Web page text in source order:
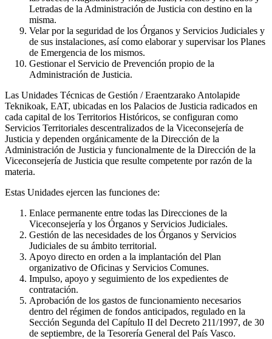
Letradas de la Administración de Justicia con destino en la
misma.
Velar por la seguridad de los Órganos y Servicios Judiciales y
de sus instalaciones, así como elaborar y supervisar los Planes
de Emergencia de los mismos.
Gestionar el Servicio de Prevención propio de la
Administración de Justicia.
Las Unidades Técnicas de Gestión / Eraentzarako Antolapide
Teknikoak, EAT, ubicadas en los Palacios de Justicia radicados en
cada capital de los Territorios Históricos, se configuran como
Servicios Territoriales descentralizados de la Viceconsejería de
Justicia y dependen orgánicamente de la Dirección de la
Administración de Justicia y funcionalmente de la Dirección de la
Viceconsejería de Justicia que resulte competente por razón de la
materia.
Estas Unidades ejercen las funciones de:
Enlace permanente entre todas las Direcciones de la
Viceconsejería y los Órganos y Servicios Judiciales.
Gestión de las necesidades de los Órganos y Servicios
Judiciales de su ámbito territorial.
Apoyo directo en orden a la implantación del Plan
organizativo de Oficinas y Servicios Comunes.
Impulso, apoyo y seguimiento de los expedientes de
contratación.
Aprobación de los gastos de funcionamiento necesarios
dentro del régimen de fondos anticipados, regulado en la
Sección Segunda del Capítulo II del Decreto 211/1997, de 30
de septiembre, de la Tesorería General del País Vasco.